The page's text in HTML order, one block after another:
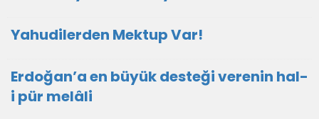
Yahudilerden Mektup Var!
Erdoğan’a en büyük desteği verenin hal-
i pür melâli